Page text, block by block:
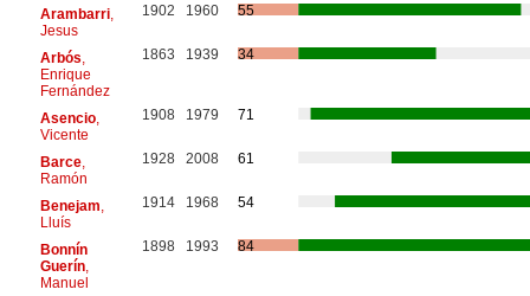
Arambarri,
Jesus
1902 1960 55
Arbós
Enrique
Fernández
1863 1939 34
Asencio,
Vicente
1908 1979 71
Barce,
Ramón
1928 2008 61
Benejam
Lluís
1914 1968 54
Bonnín
Guerín,
Manuel
1898 1993 84